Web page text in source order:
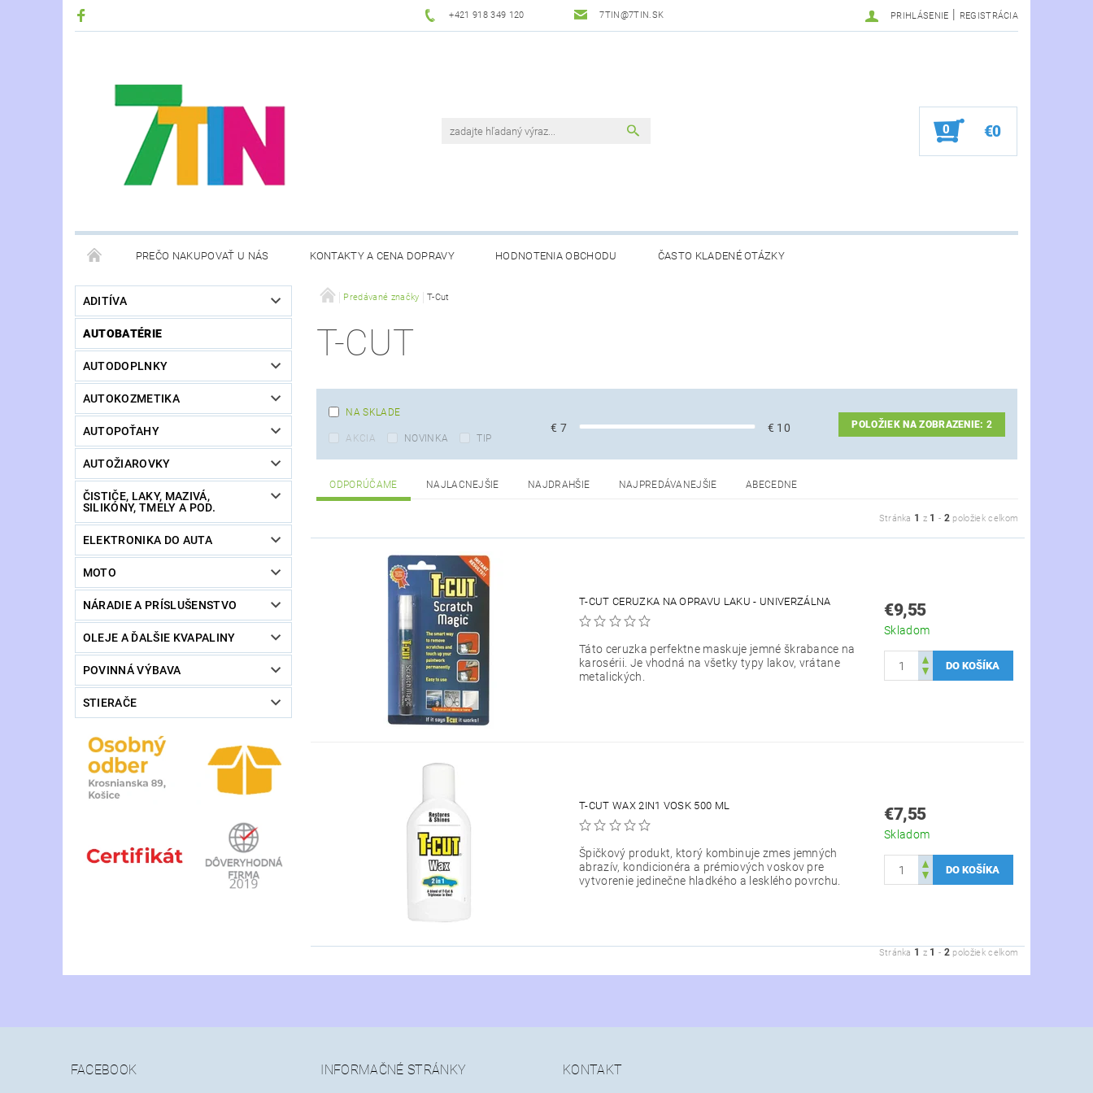
+421 918 349 120 7TIN@7TIN.SK PRIHLÁSENIE | REGISTRÁCIA
0 €0
PREČO NAKUPOVAŤ U NÁS KONTAKTY A CENA DOPRAVY HODNOTENIA OBCHODU ČASTO KLADENÉ OTÁZKY
ADITÍVA
AUTOBATÉRIE
AUTODOPLNKY
AUTOKOZMETIKA
AUTOPOŤAHY
AUTOŽIAROVKY
ČISTIČE, LAKY, MAZIVÁ,
SILIKÓNY, TMELY A POD.
ELEKTRONIKA DO AUTA
MOTO
NÁRADIE A PRÍSLUŠENSTVO
OLEJE A ĎALŠIE KVAPALINY
POVINNÁ VÝBAVA
STIERAČE
Predávané značky T-Cut
T-CUT
NA SKLADE
AKCIA NOVINKA TIP
€ 7 € 10 POLOŽIEK NA ZOBRAZENIE:2
ODPORÚČAME NAJLACNEJŠIE NAJDRAHŠIE NAJPREDÁVANEJŠIE ABECEDNE
Stránka 1 z 1 - 2 položiek celkom
T-CUT CERUZKA NA OPRAVU LAKU - UNIVERZÁLNA
Táto ceruzka perfektne maskuje jemné škrabance na
karosérii. Je vhodná na všetky typy lakov, vrátane
metalických.
€9,55
Skladom
T-CUT WAX 2IN1 VOSK 500 ML
Špičkový produkt, ktorý kombinuje zmes jemných
abrazív, kondicionéra a prémiových voskov pre
vytvorenie jedinečne hladkého a lesklého povrchu.
€7,55
Skladom
Stránka 1 z 1 - 2 položiek celkom
FACEBOOK INFORMAČNÉ STRÁNKY KONTAKT